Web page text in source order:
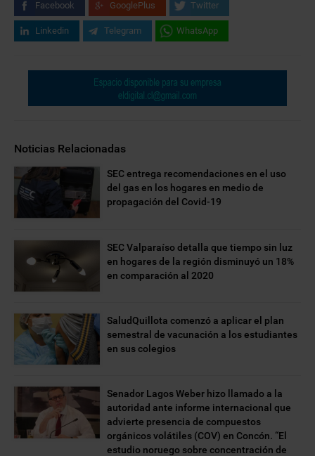
Facebook GooglePlus Twitter
Linkedin Telegram WhatsApp
Noticias Relacionadas
SEC entrega recomendaciones en el uso
del gas en los hogares en medio de
propagación del Covid-19
SEC Valparaíso detalla que tiempo sin luz
en hogares de la región disminuyó un 18%
en comparación al 2020
SaludQuillota comenzó a aplicar el plan
semestral de vacunación a los estudiantes
en sus colegios
Senador Lagos Weber hizo llamado a la
autoridad ante informe internacional que
advierte presencia de compuestos
orgánicos volátiles (COV) en Concón. “El
estudio noruego sobre concentración de